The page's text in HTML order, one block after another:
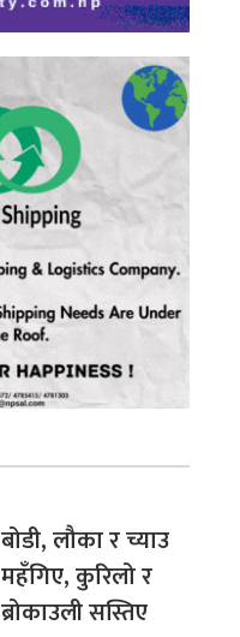
बोडी, लौका र च्याउ
महँगिए, कुरिलो र
ब्रोकाउली सस्तिए